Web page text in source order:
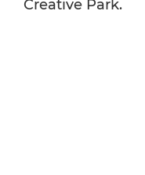
Creative Park.